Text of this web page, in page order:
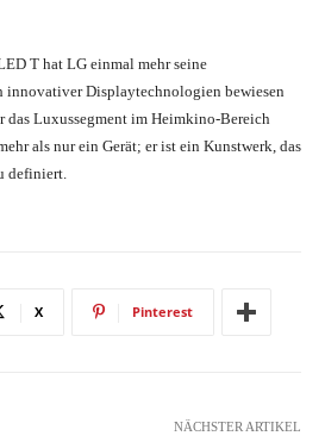
T hat LG einmal mehr seine
innovativer Displaytechnologien bewiesen
das Luxussegment im Heimkino-Bereich
als nur ein Gerät; er ist ein Kunstwerk, das
definiert.
X Pinterest
NÄCHSTER ARTIKEL